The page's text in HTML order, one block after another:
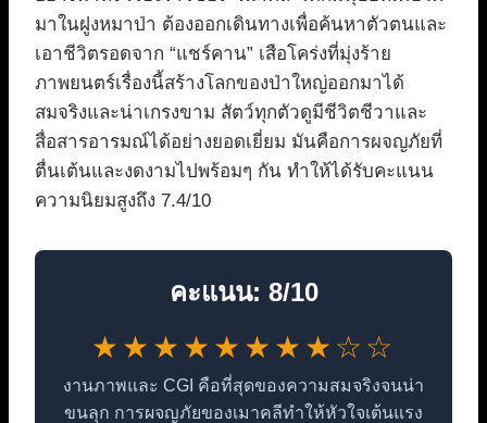
มาในฝูงหมาป่า ต้องออกเดินทางเพื่อค้นหาตัวตนและ
เอาชีวิตรอดจาก “แชร์คาน” เสือโคร่งที่มุ่งร้าย
ภาพยนตร์เรื่องนี้สร้างโลกของป่าใหญ่ออกมาได้
สมจริงและน่าเกรงขาม สัตว์ทุกตัวดูมีชีวิตชีวาและ
สื่อสารอารมณ์ได้อย่างยอดเยี่ยม มันคือการผจญภัยที่
ตื่นเต้นและงดงามไปพร้อมๆ กัน ทำให้ได้รับคะแนน
ความนิยมสูงถึง 7.4/10
คะแนน: 8/10
★★★★★★★★☆☆
งานภาพและ CGI คือที่สุดของความสมจริงจนน่า
ขนลุก การผจญภัยของเมาคลีทำให้หัวใจเต้นแรง